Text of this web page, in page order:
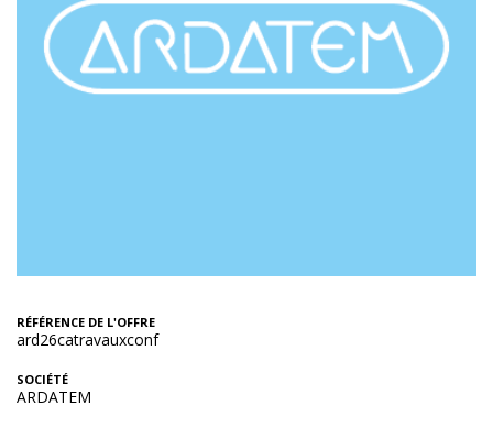
RÉFÉRENCE DE L'OFFRE
ard26catravauxconf
SOCIÉTÉ
ARDATEM